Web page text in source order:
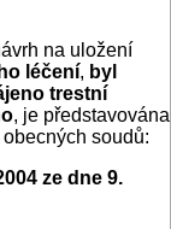
na uložení
léčení, byl
trestní
, je představována
soudů:
ze dne 9.